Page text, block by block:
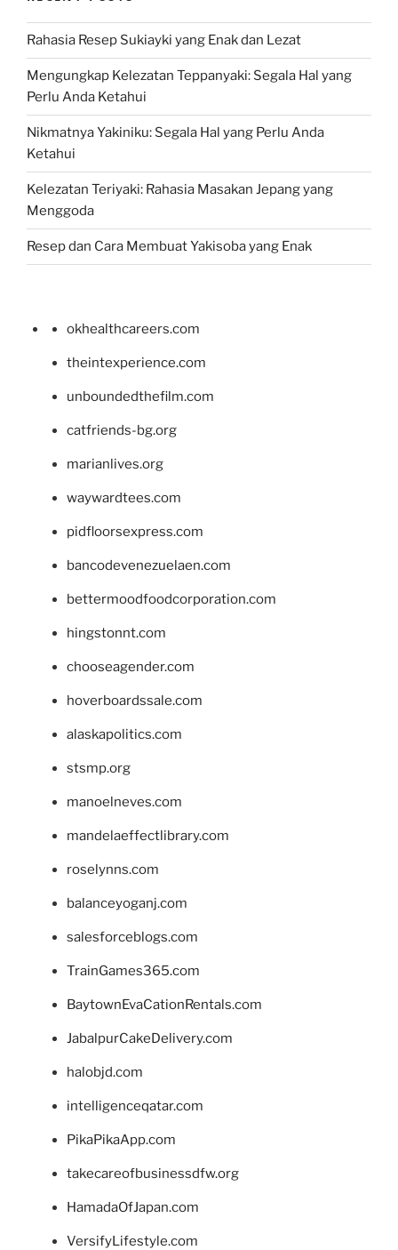
Rahasia Resep Sukiayki yang Enak dan Lezat
Mengungkap Kelezatan Teppanyaki: Segala Hal yang
Perlu Anda Ketahui
Nikmatnya Yakiniku: Segala Hal yang Perlu Anda
Ketahui
Kelezatan Teriyaki: Rahasia Masakan Jepang yang
Menggoda
Resep dan Cara Membuat Yakisoba yang Enak
okhealthcareers.com
theintexperience.com
unboundedthefilm.com
catfriends-bg.org
marianlives.org
waywardtees.com
pidfloorsexpress.com
bancodevenezuelaen.com
bettermoodfoodcorporation.com
hingstonnt.com
chooseagender.com
hoverboardssale.com
alaskapolitics.com
stsmp.org
manoelneves.com
mandelaeffectlibrary.com
roselynns.com
balanceyoganj.com
salesforceblogs.com
TrainGames365.com
BaytownEvaCationRentals.com
JabalpurCakeDelivery.com
halobjd.com
intelligenceqatar.com
PikaPikaApp.com
takecareofbusinessdfw.org
HamadaOfJapan.com
VersifyLifestyle.com